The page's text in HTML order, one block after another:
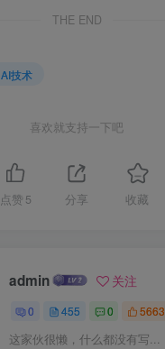
THE END
AI技术
喜欢就支持一下吧
点赞 5 分享 收藏
admin 关注
0 455 0 5663
这家伙很懒，什么都没有写...